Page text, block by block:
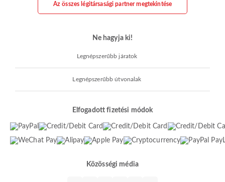
Az összes légitársasági partner megtekintése
Ne hagyja ki!
Legnépszerűbb járatok
Legnépszerűbb útvonalak
Elfogadott fizetési módok
Közösségi média